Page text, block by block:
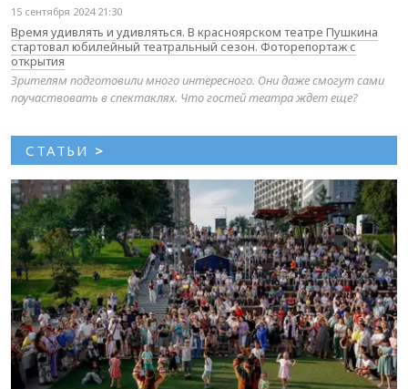
15 сентября 2024 21:30
Время удивлять и удивляться. В красноярском театре Пушкина
стартовал юбилейный театральный сезон. Фоторепортаж с
открытия
Зрителям подготовили много интересного. Они даже смогут сами
поучаствовать в спектаклях. Что гостей театра ждет еще?
СТАТЬИ >